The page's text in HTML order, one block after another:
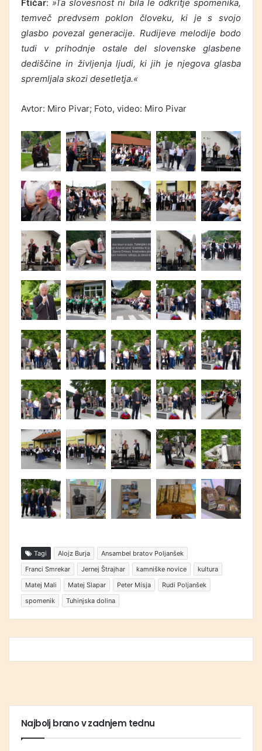
Ftičar:»Ta slovesnost ni bila le odkritje spomenika,
temveč predvsem poklon človeku, ki je s svojo
glasbo povezal generacije. Rudijeve melodije bodo
tudi v prihodnje ostale del slovenske glasbene
dediščine in življenja ljudi, ki jih je njegova glasba
spremljala skozi desetletja.«
Avtor: Miro Pivar; Foto, video: Miro Pivar
Tagi Alojz Burja
Ansambel bratov Poljanšek
Franci Smrekar
Jernej Štrajhar kamniške novice
kultura
Matej Mali
Matej Slapar Peter Misja
Rudi Poljanšek
spomenik
Tuhinjska dolina
Najbolj brano v zadnjem tednu